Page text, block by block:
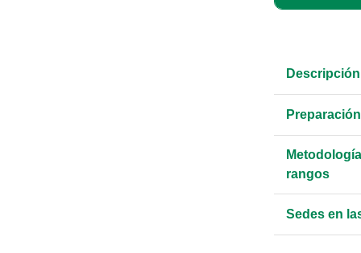
Descripción
rangos
Sedes en